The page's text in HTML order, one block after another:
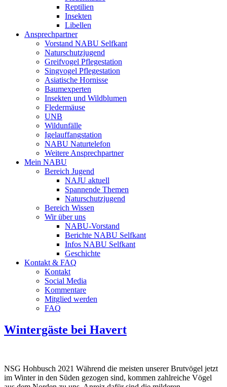
Reptilien
Insekten
Libellen
Ansprechpartner
Vorstand NABU Selfkant
Naturschutzjugend
Greifvogel Pflegestation
Singvogel Pflegestation
Asiatische Hornisse
Baumexperten
Insekten und Wildblumen
Fledermäuse
UNB
Wildunfälle
Igelauffangstation
NABU Naturtelefon
Weitere Ansprechpartner
Mein NABU
Bereich Jugend
NAJU aktuell
Spannende Themen
Naturschutzjugend
Bereich Wissen
Wir über uns
NABU-Vorstand
Berichte NABU Selfkant
Infos NABU Selfkant
Geschichte
Kontakt & FAQ
Kontakt
Social Media
Kommentare
Mitglied werden
FAQ
Wintergäste bei Havert
NSG Hohbusch 2021 Während die meisten unserer Brutvögel jetzt
im Winter in den Süden gezogen sind, kommen zahlreiche Vögel